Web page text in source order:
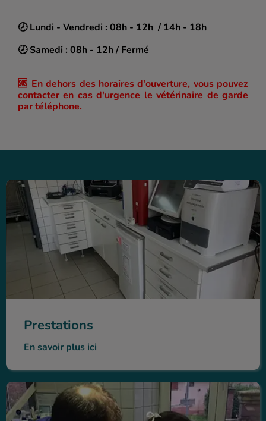
🕗 Lundi - Vendredi : 08h - 12h / 14h - 18h
🕗 Samedi : 08h - 12h / Fermé
🆘 En dehors des horaires d'ouverture, vous pouvez
contacter en cas d'urgence le vétérinaire de garde
par téléphone.
Prestations
Prestations
En savoir plus ici
L'équipe